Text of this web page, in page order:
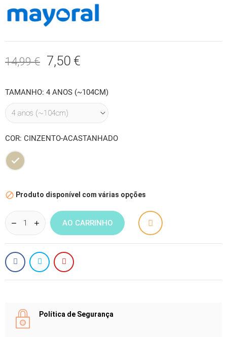
14,99 € 7,50 €
TAMANHO: 4 ANOS (~104CM)
COR: CINZENTO-ACASTANHADO
Cinzento-
acastanhado
 Produto disponível com várias opções
AO CARRINHO
Política de Segurança